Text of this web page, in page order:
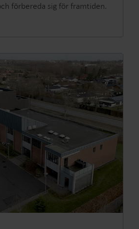
förbereda sig för framtiden.